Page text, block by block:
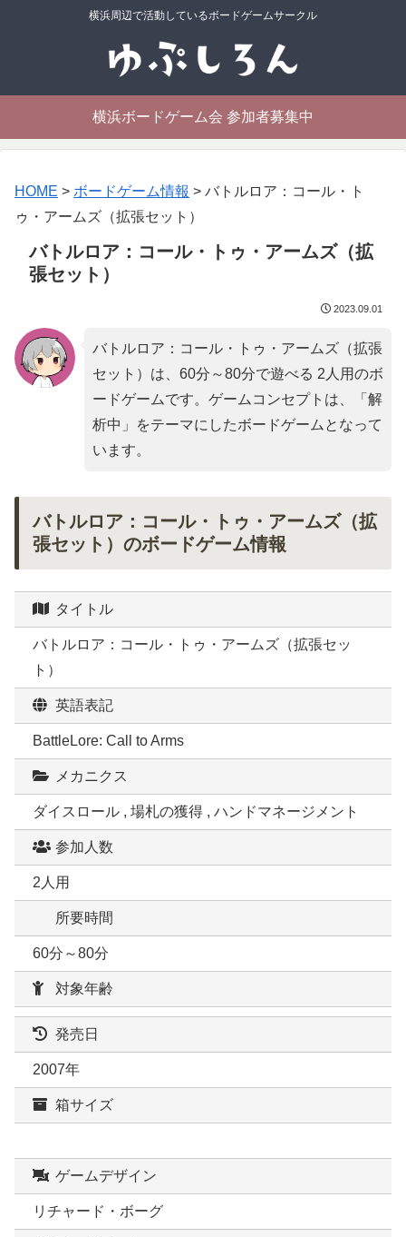
横浜周辺で活動しているボードゲームサークル
横浜ボードゲーム会 参加者募集中
HOME > ボードゲーム情報 > バトルロア：コール・ト
ゥ・アームズ（拡張セット）
バトルロア：コール・トゥ・アームズ（拡
張セット）
2023.09.01
バトルロア：コール・トゥ・アームズ（拡張
セット）は、60分～80分で遊べる 2人用のボ
ードゲームです。ゲームコンセプトは、「 解
析中 」をテーマにしたボードゲームとなって
います。
バトルロア：コール・トゥ・アームズ（拡
張セット）のボードゲーム情報
タイトル
バトルロア：コール・トゥ・アームズ（拡張セッ
ト）
英語表記
BattleLore: Call to Arms
メカニクス
ダイスロール , 場札の獲得 , ハンドマネージメント
参加人数
2人用
所要時間
60分～80分
対象年齢
発売日
2007年
箱サイズ
ゲームデザイン
リチャード・ボーグ